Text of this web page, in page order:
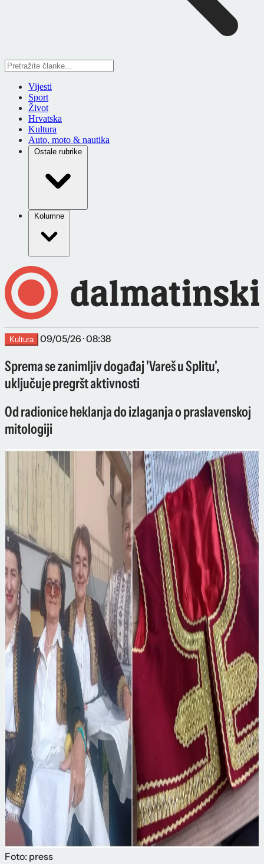
Vijesti
Sport
Život
Hrvatska
Kultura
Auto, moto & nautika
Ostale rubrike
Kolumne
Kultura 09/05/26 · 08:38
Sprema se zanimljiv događaj 'Vareš u Splitu',
uključuje pregršt aktivnosti
Od radionice heklanja do izlaganja o praslavenskoj
mitologiji
Foto: press